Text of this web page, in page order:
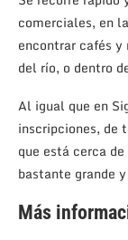
comerciales, en
encontrar cafés
del río, o dentro
Al igual que en
inscripciones, de
que está cerca
bastante grande
Más